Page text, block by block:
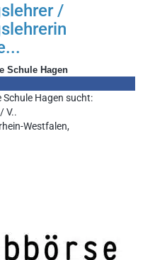
/
Schule Hagen
Schule Hagen sucht:
V..
Westfalen,